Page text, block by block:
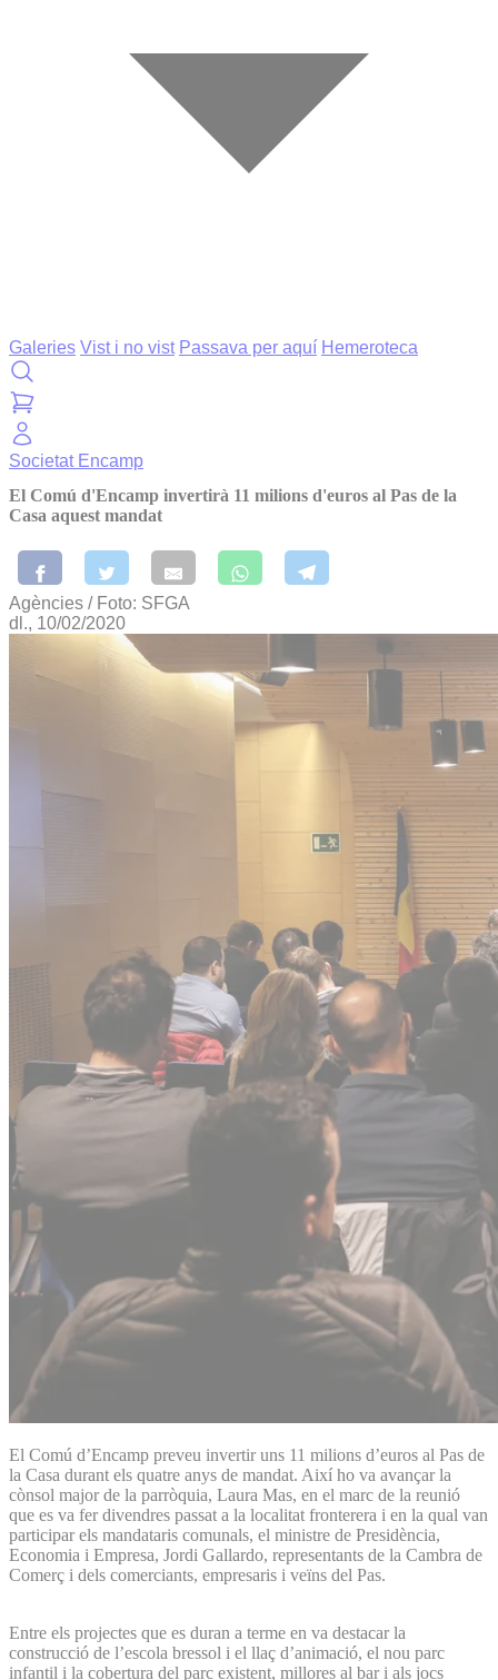
Galeries Vist i no vist Passava per aquí Hemeroteca
Societat Encamp
El Comú d'Encamp invertirà 11 milions d'euros al Pas de la
Casa aquest mandat
Agències / Foto: SFGA
dl., 10/02/2020
El Comú d’Encamp preveu invertir uns 11 milions d’euros al Pas de
la Casa durant els quatre anys de mandat. Així ho va avançar la
cònsol major de la parròquia, Laura Mas, en el marc de la reunió
que es va fer divendres passat a la localitat fronterera i en la qual van
participar els mandataris comunals, el ministre de Presidència,
Economia i Empresa, Jordi Gallardo, representants de la Cambra de
Comerç i dels comerciants, empresaris i veïns del Pas.
Entre els projectes que es duran a terme en va destacar la
construcció de l’escola bressol i el llaç d’animació, el nou parc
infantil i la cobertura del parc existent, millores al bar i als jocs